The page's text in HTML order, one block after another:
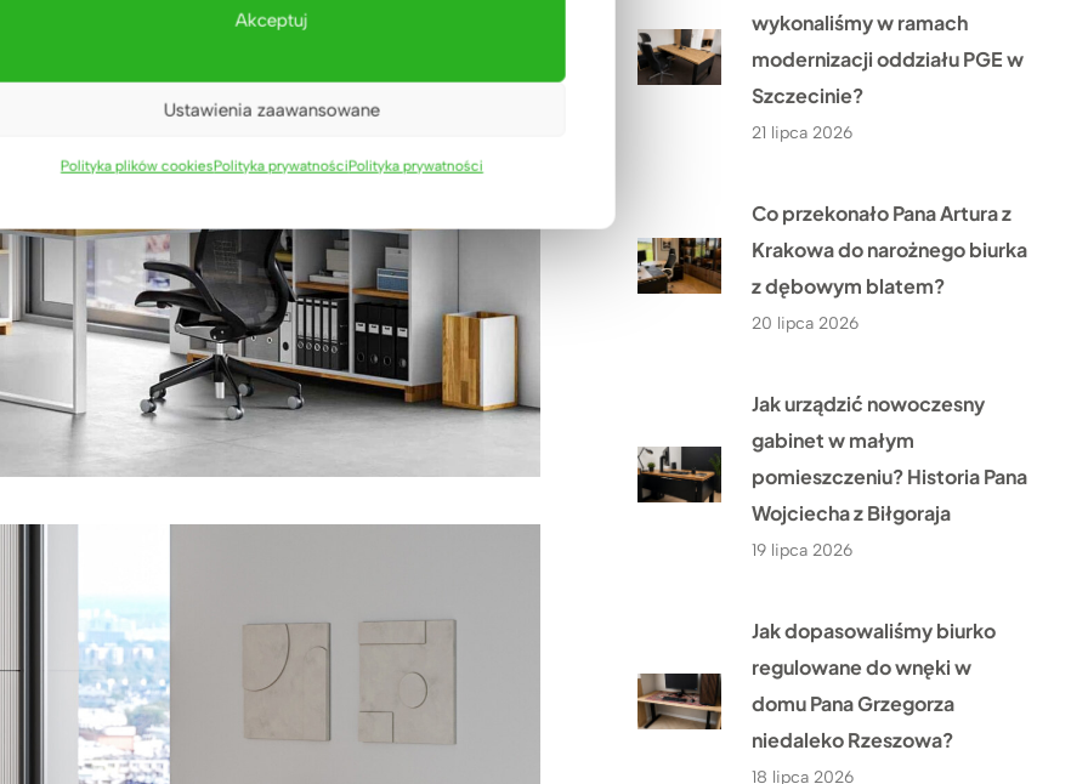
Akceptuj
Ustawienia zaawansowane
Polityka plików cookiesPolityka prywatnościPolityka prywatności
wykonaliśmy w ramach
modernizacji oddziału PGE w
Szczecinie?
21 lipca 2026
Co przekonało Pana Artura z
Krakowa do narożnego biurka
z dębowym blatem?
20 lipca 2026
Jak urządzić nowoczesny
gabinet w małym
pomieszczeniu? Historia Pana
Wojciecha z Biłgoraja
19 lipca 2026
Jak dopasowaliśmy biurko
regulowane do wnęki w
domu Pana Grzegorza
niedaleko Rzeszowa?
18 lipca 2026